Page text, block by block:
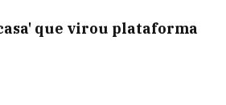
que virou plataforma